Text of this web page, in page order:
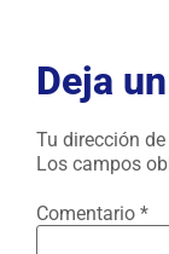
Deja
Tu dirección
Los campos
Comentario *